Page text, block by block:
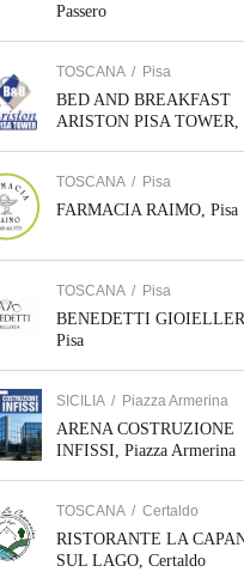
Passero
TOSCANA / Pisa
BED AND BREAKFAST
ARISTON PISA TOWER,
TOSCANA / Pisa
FARMACIA RAIMO, Pisa
TOSCANA / Pisa
BENEDETTI
Pisa
SICILIA / Piazza Armerina
ARENA COSTRUZIONE
INFISSI, Piazza Armerina
TOSCANA / Certaldo
RISTORANTE LA
SUL LAGO, Certaldo